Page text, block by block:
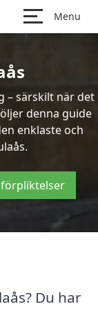
Menu
– särskilt när det
denna guide
enklaste och
förpliktelser
Du har